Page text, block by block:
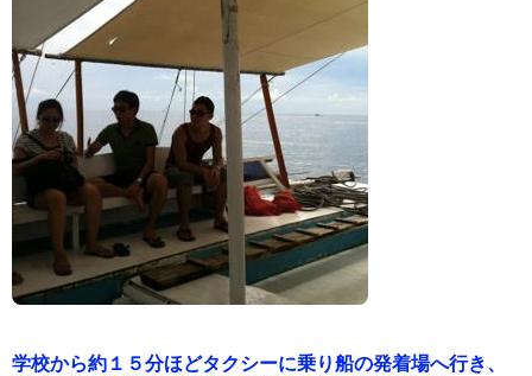
学校から約１５分ほどタクシーに乗り船の発着場へ行き、